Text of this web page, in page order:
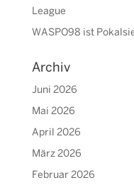
League
WASPO98 ist
Archiv
Juni 2026
Mai 2026
April 2026
März 2026
Februar 2026